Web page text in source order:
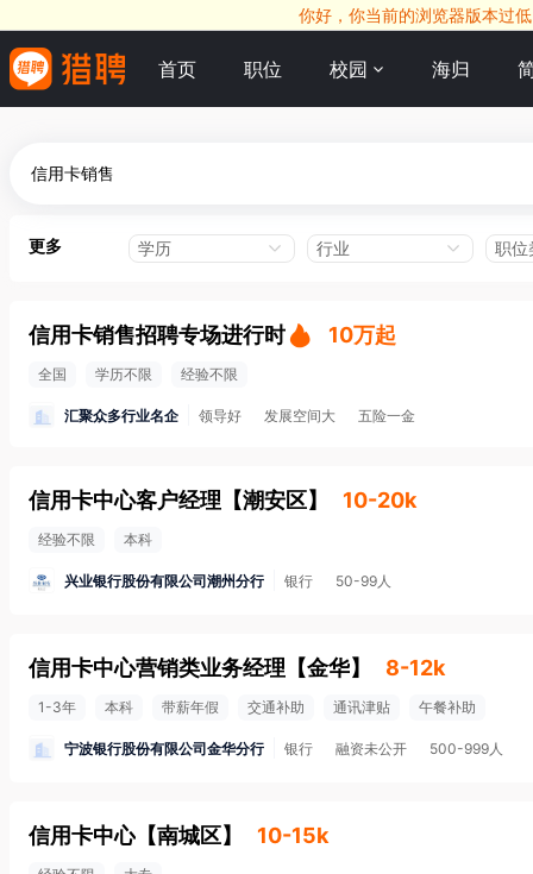
你好，你当前的浏览器版本过
首页 职位 校园 海归
更多 学历 行业 职位
信用卡销售招聘专场进行时 10万起
全国 学历不限 经验不限
汇聚众多行业名企 领导好 发展空间大 五险一金
信用卡中心客户经理 【潮安区】 10-20k
经验不限 本科
兴业银行股份有限公司潮州分行 银行 50-99人
信用卡中心营销类业务经理 【金华】 8-12k
1-3年 本科 带薪年假 交通补助 通讯津贴 午餐补助
宁波银行股份有限公司金华分行 银行 融资未公开 500-999人
信用卡中心 【南城区】 10-15k